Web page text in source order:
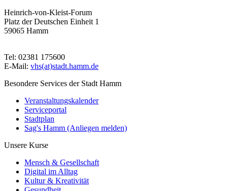
Heinrich-von-Kleist-Forum
Platz der Deutschen Einheit 1
59065 Hamm
Tel: 02381 175600
E-Mail: vhs(at)stadt.hamm.de
Besondere Services der Stadt Hamm
Veranstaltungskalender
Serviceportal
Stadtplan
Sag's Hamm (Anliegen melden)
Unsere Kurse
Mensch & Gesellschaft
Digital im Alltag
Kultur & Kreativität